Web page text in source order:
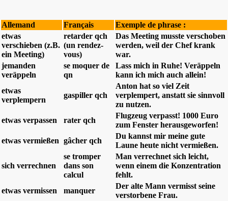
Allemand Français
Exemple de phrase :
etwas
verschieben (z.B.
ein Meeting)
retarder qch
(un rendez-
vous)
Das Meeting musste verschoben
werden, weil der Chef krank
war.
jemanden
veräppeln
se moquer de
qn
Lass mich in Ruhe! Veräppeln
kann ich mich auch allein!
etwas
verplempern
gaspiller qch
Anton hat so viel Zeit
verplempert, anstatt sie sinnvoll
zu nutzen.
etwas verpassen
rater qch
Flugzeug verpasst! 1000 Euro
zum Fenster herausgeworfen!
etwas vermießen gâcher qch
Du kannst mir meine gute
Laune heute nicht vermießen.
sich verrechnen
se tromper
dans son
calcul
Man verrechnet sich leicht,
wenn einem die Konzentration
fehlt.
etwas vermissen
manquer
Der alte Mann vermisst seine
verstorbene Frau.